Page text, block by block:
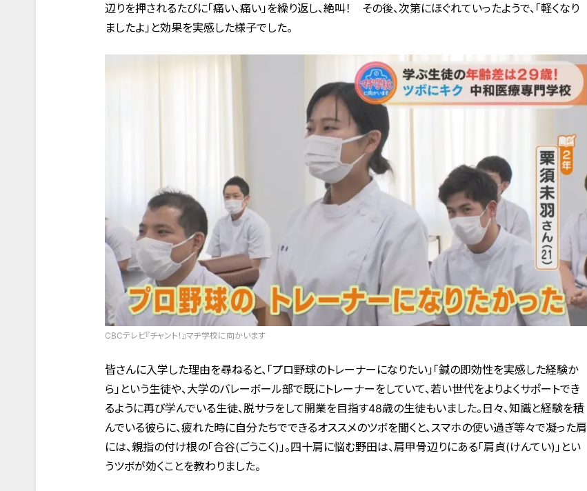
辺りを押されるたびに「痛い、痛い」を繰り返し、絶叫！ その後、次第にほぐれていったようで、「軽くなり
ましたよ」と効果を実感した様子でした。
CBCテレビ『チャント！』マヂ学校に向かいます
皆さんに入学した理由を尋ねると、「プロ野球のトレーナーになりたい」「鍼の即効性を実感した経験か
ら」という生徒や、大学のバレーボール部で既にトレーナーをしていて、若い世代をよりよくサポートでき
るように再び学んでいる生徒、脱サラをして開業を目指す48歳の生徒もいました。日々、知識と経験を積
んでいる彼らに、疲れた時に自分たちでできるオススメのツボを聞くと、スマホの使い過ぎ等々で凝った肩
には、親指の付け根の「合谷(ごうこく)」。四十肩に悩む野田は、肩甲骨辺りにある「肩貞(けんてい)」とい
うツボが効くことを教わりました。